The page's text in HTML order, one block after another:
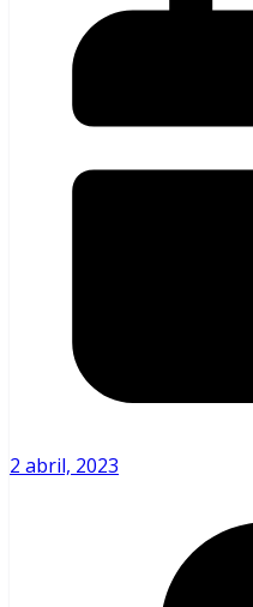
2 abril, 2023